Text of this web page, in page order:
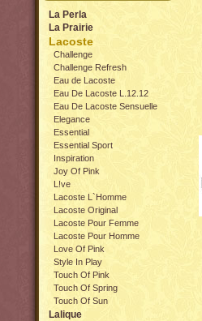
La Perla
La Prairie
Lacoste
Challenge
Challenge Refresh
Eau de Lacoste
Eau De Lacoste L.12.12
Eau De Lacoste Sensuelle
Elegance
Essential
Essential Sport
Inspiration
Joy Of Pink
L!ve
Lacoste L`Homme
Lacoste Original
Lacoste Pour Femme
Lacoste Pour Homme
Love Of Pink
Style In Play
Touch Of Pink
Touch Of Spring
Touch Of Sun
Lalique